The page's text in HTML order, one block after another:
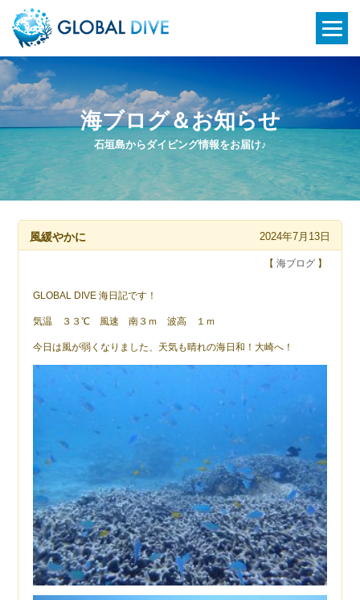
石垣島からダイビング情報をお届け♪
海ブログ＆お知らせ
風緩やかに 2024年7月13日
【 海ブログ】
GLOBAL DIVE 海日記です！
気温 ３３℃ 風速 南３ｍ 波高 １ｍ
今日は風が弱くなりました、天気も晴れの海日和！大崎へ！